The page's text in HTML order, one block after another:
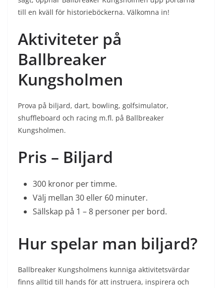
till en kväll för historieböckerna. Välkomna in!
Aktiviteter på
Ballbreaker
Kungsholmen
Prova på biljard, dart, bowling, golfsimulator,
shuffleboard och racing m.fl. på Ballbreaker
Kungsholmen.
Pris – Biljard
300 kronor per timme.
Välj mellan 30 eller 60 minuter.
Sällskap på 1 – 8 personer per bord.
Hur spelar man biljard?
Ballbreaker Kungsholmens kunniga aktivitetsvärdar
finns alltid till hands för att instruera, inspirera och